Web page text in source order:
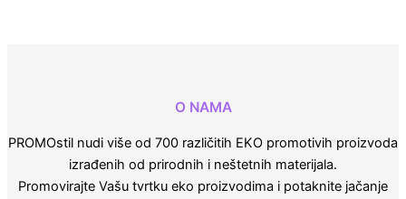
O NAMA
PROMOstil nudi više od 700 različitih EKO promotivih proizvoda
izrađenih od prirodnih i neštetnih materijala.
Promovirajte Vašu tvrtku eko proizvodima i potaknite jačanje